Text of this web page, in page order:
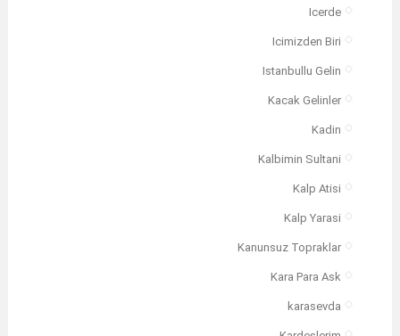
Icerde
Icimizden Biri
Istanbullu Gelin
Kacak Gelinler
Kadin
Kalbimin Sultani
Kalp Atisi
Kalp Yarasi
Kanunsuz Topraklar
Kara Para Ask
karasevda